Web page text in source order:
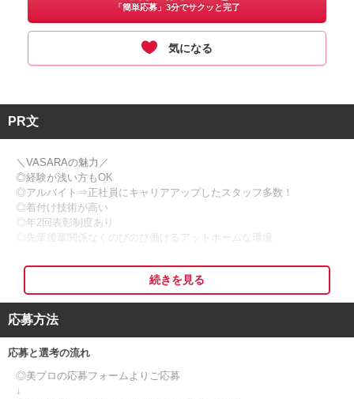
「簡単応募」3分でサクッと完了
気になる
PR文
＼VASARAの魅力／
◎経験が浅い方もOK
◎アルバイト⇒正社員にキャリアアップしたスタッフ多数！
◎着付け技術が高い
◎年2回表彰制度あり
◎先輩後輩関係なくのびのび働けるアットホームな環境
＜岡山・倉敷＞で着付け師と店長候補の募集をしています！
店長候補の方は、ヘアメイクもしくは着付け師どちらかの経験があれ
ばOK！
してなど、色んな目的でご利用されます。
着物を通して、素敵な思い出づくりをお手伝いしましょう！
続きを見る
応募方法
応募と選考の流れ
◎美プロの応募フォームよりご応募
↓